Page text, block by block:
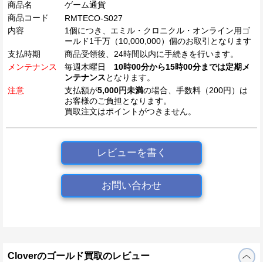
商品名
ゲーム通貨
商品コード
RMTECO-S027
内容
1個につき、エミル・クロニクル・オンライン用ゴ
ールド1千万（10,000,000）個のお取引となります
支払時期
商品受領後、24時間以内に手続きを行います。
メンテナンス
毎週木曜日 10時00分から15時00分までは定期メ
ンテナンスとなります。
注意
支払額が5,000円未満の場合、手数料（200円）は
お客様のご負担となります。
買取注文はポイントがつきません。
レビューを書く
お問い合わせ
Cloverのゴールド買取のレビュー